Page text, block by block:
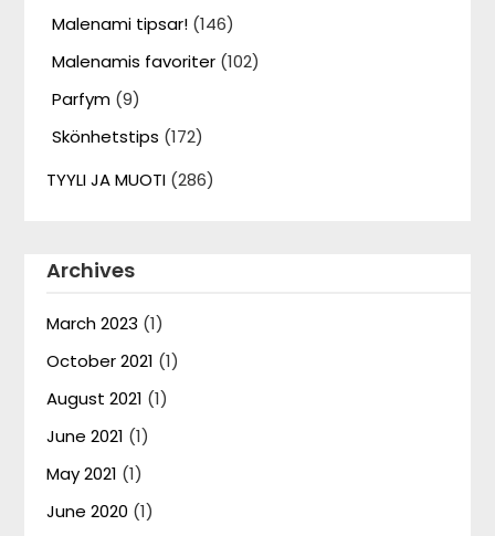
Malenami tipsar! (146)
Malenamis favoriter (102)
Parfym (9)
Skönhetstips (172)
TYYLI JA MUOTI (286)
Archives
March 2023 (1)
October 2021 (1)
August 2021 (1)
June 2021 (1)
May 2021 (1)
June 2020 (1)